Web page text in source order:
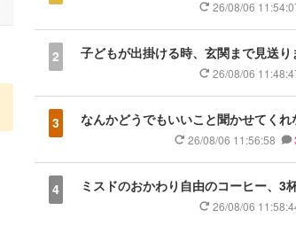
26/08/06
2
子どもが出掛ける時、玄関まで見送り
26/08/06
3 なんかどうでもいいこと聞かせてくれ
26/08/06 11:56:58
4
ミスドのおかわり自由のコーヒー、3
26/08/06